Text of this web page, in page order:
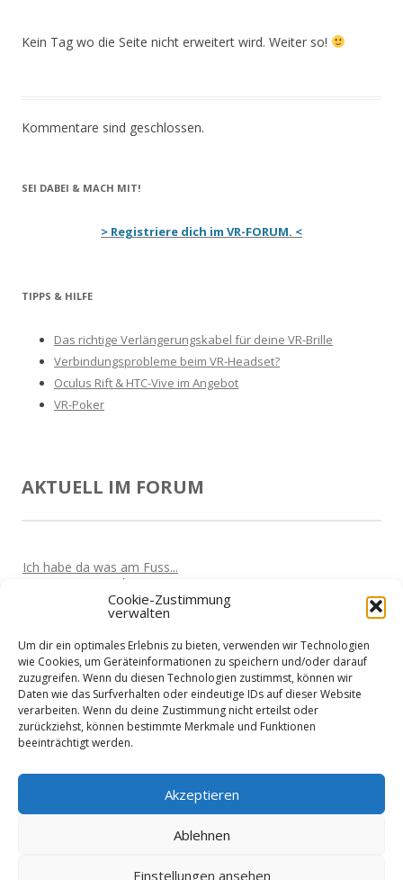
Cookie-Zustimmung
verwalten
Um dir ein optimales Erlebnis zu bieten, verwenden wir Technologien
wie Cookies, um Geräteinformationen zu speichern und/oder darauf
zuzugreifen. Wenn du diesen Technologien zustimmst, können wir
Daten wie das Surfverhalten oder eindeutige IDs auf dieser Website
verarbeiten. Wenn du deine Zustimmung nicht erteilst oder
zurückziehst, können bestimmte Merkmale und Funktionen
beeinträchtigt werden.
Akzeptieren
Ablehnen
Einstellungen ansehen
Kein Tag wo die Seite nicht erweitert wird. Weiter so!
Kommentare sind geschlossen.
SEI DABEI & MACH MIT!
> Registriere dich im VR-FORUM. <
TIPPS & HILFE
Das richtige Verlängerungskabel für deine VR-Brille
Verbindungsprobleme beim VR-Headset?
Oculus Rift & HTC-Vive im Angebot
VR-Poker
AKTUELL IM FORUM
Ich habe da was am Fuss...
Vor 5 Jahren
Oculus Quest wird den Markt überrollen
Kabellose VR-Gaming mit einem Clould-Gaming Dienst?
VonNikVor 5 Jahren
Wieder nicht in den Urlaub fliegen?
VonMartin Vor 5 Jahren
Home-Office treibt Stromkosten